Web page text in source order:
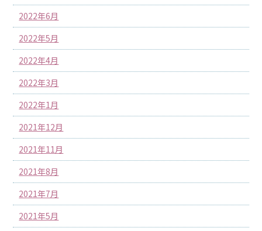
2022年6月
2022年5月
2022年4月
2022年3月
2022年1月
2021年12月
2021年11月
2021年8月
2021年7月
2021年5月